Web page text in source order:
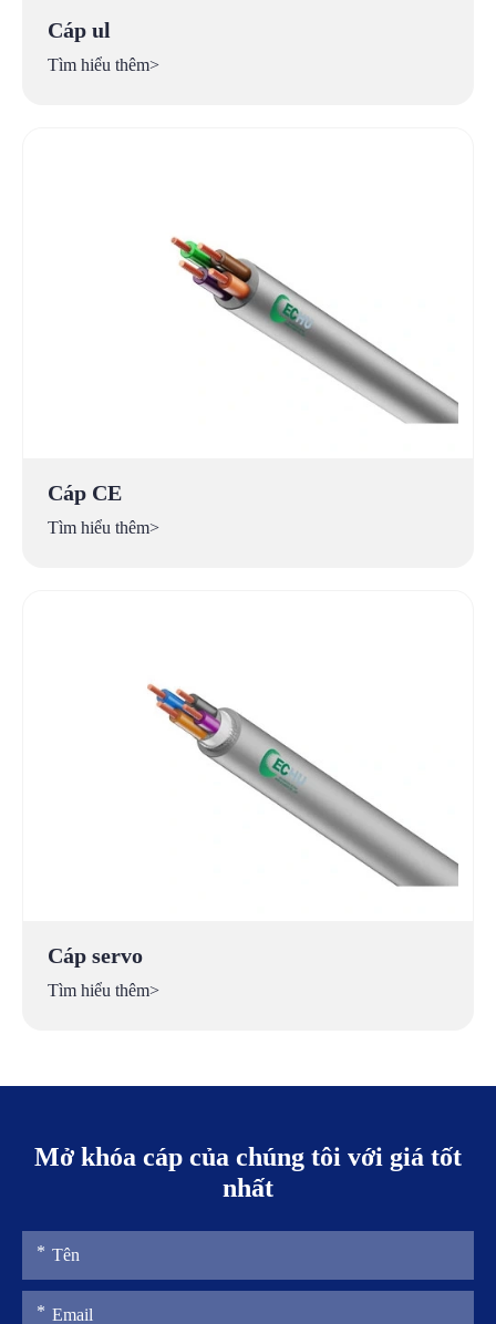
Cáp ul
Tìm hiểu thêm>
Cáp CE
Tìm hiểu thêm>
Cáp servo
Tìm hiểu thêm>
Mở khóa cáp của chúng tôi với giá tốt
nhất